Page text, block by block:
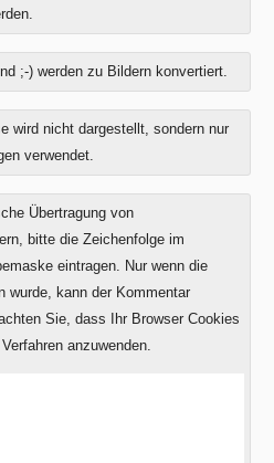
;-) werden zu Bildern konvertiert.
wird nicht dargestellt, sondern nur
verwendet.
Übertragung von
bitte die Zeichenfolge im
eintragen. Nur wenn die
wurde, kann der Kommentar
Sie, dass Ihr Browser Cookies
anzuwenden.